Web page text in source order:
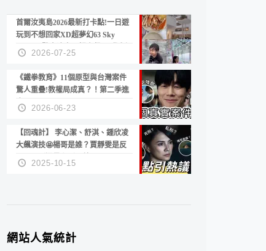
首爾汝夷島2026最新打卡點!一日遊
玩到不想回家XD超夢幻63 Sky
Picnic、鷺良津帝王蟹大餐、《淚之
女王》拍攝地、漢江公園免費玩水
2026-07-25
《鐵拳教育》11個原型與台灣案件
驚人重疊!教權局成真？！第二季進
度？😍
2026-06-23
【回魂計】 李心潔、舒淇、鍾欣凌
大飆演技🤩楊哥是誰？賈靜雯是反
派？死刑還是私刑正義
2025-10-15
網站人氣統計